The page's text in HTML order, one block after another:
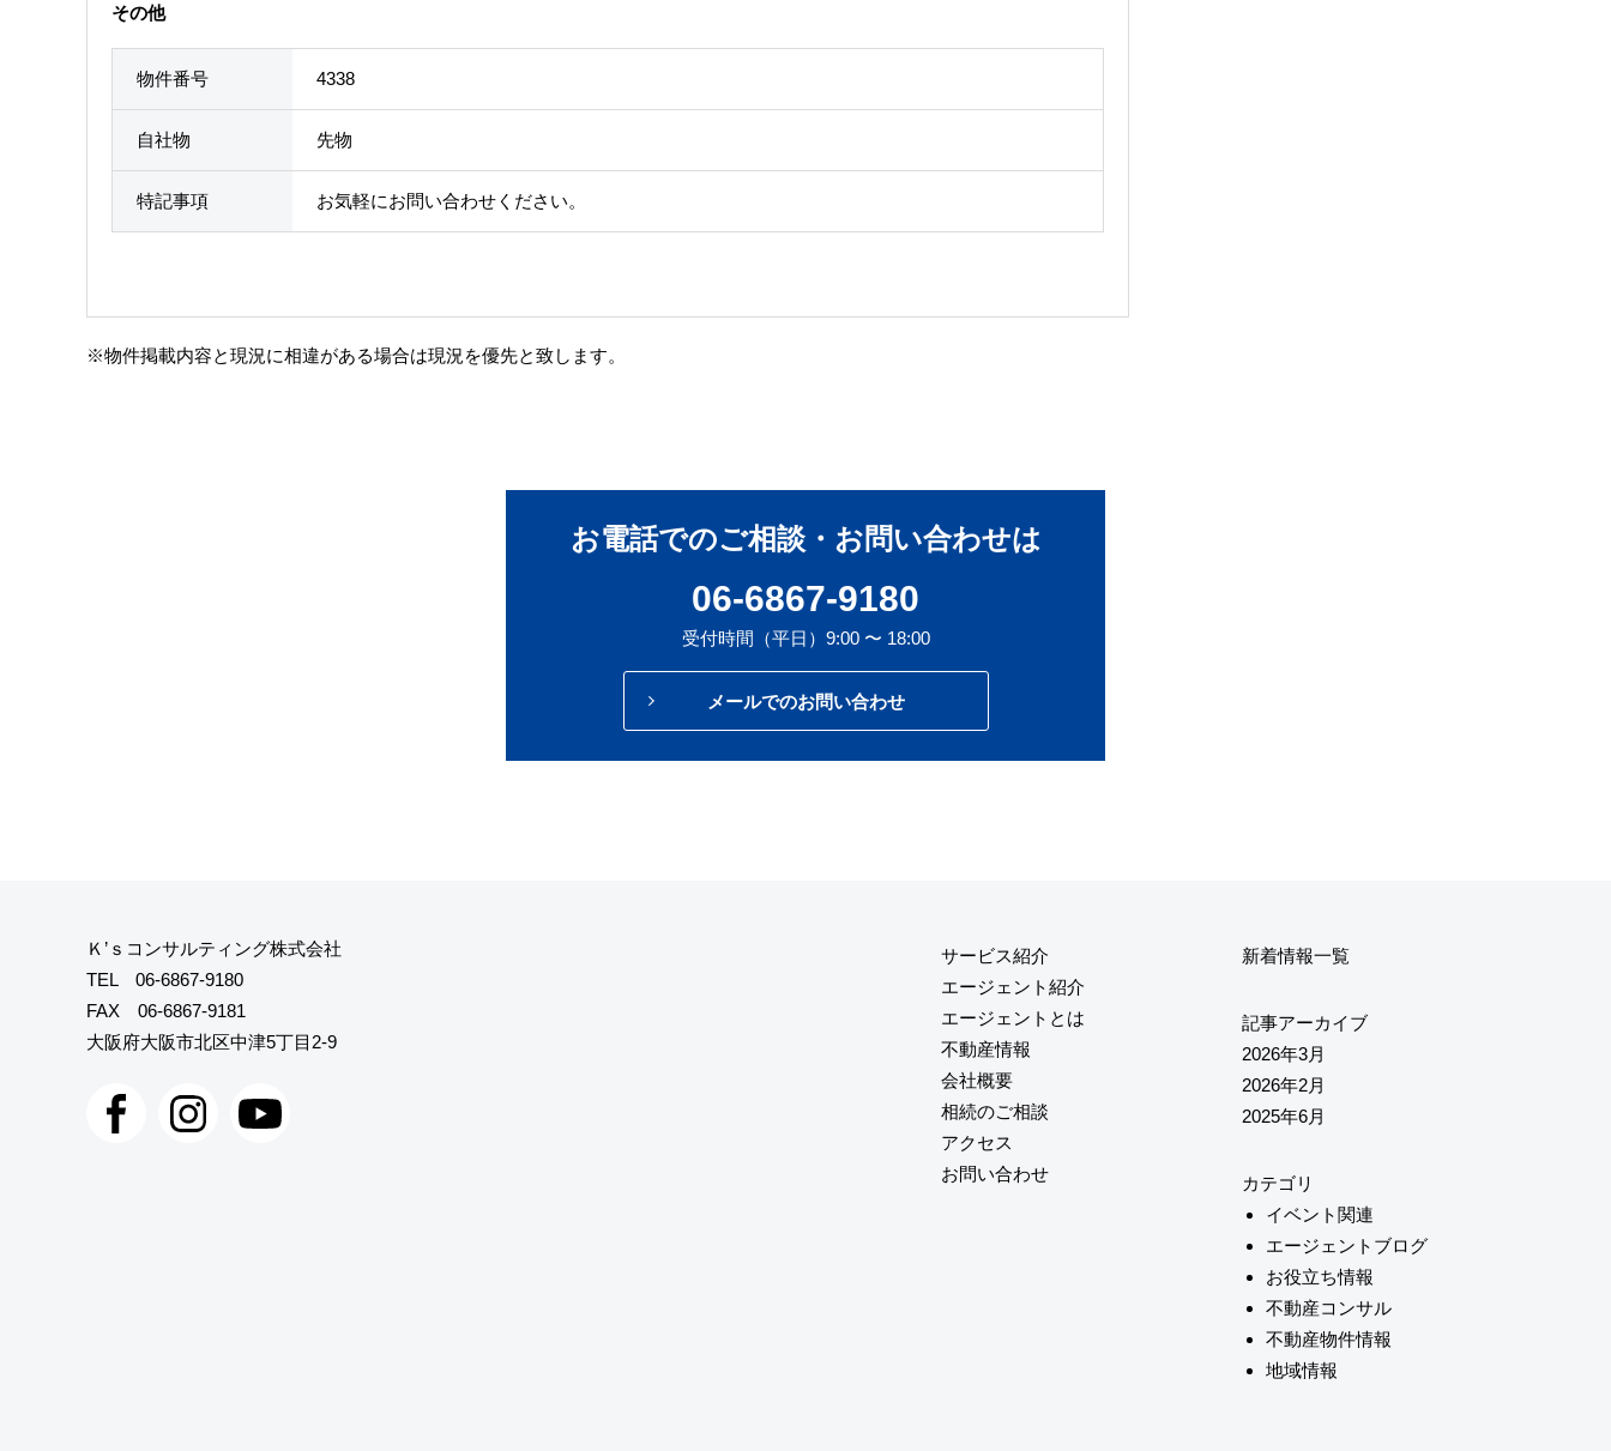
その他
物件番号 4338
自社物 先物
特記事項 お気軽にお問い合わせください。
※物件掲載内容と現況に相違がある場合は現況を優先と致します。
お電話でのご相談・お問い合わせは
06-6867-9180
受付時間（平日）9:00 〜 18:00
メールでのお問い合わせ
Ｋ’ｓコンサルティング株式会社
TEL 06-6867-9180
FAX 06-6867-9181
大阪府大阪市北区中津5丁目2-9
サービス紹介
エージェント紹介
エージェントとは
不動産情報
会社概要
相続のご相談
アクセス
お問い合わせ
新着情報一覧
記事アーカイブ
2026年3月
2026年2月
2025年6月
カテゴリ
イベント関連
エージェントブログ
お役立ち情報
不動産コンサル
不動産物件情報
地域情報